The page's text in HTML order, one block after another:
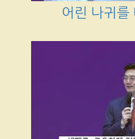
어린 나귀를